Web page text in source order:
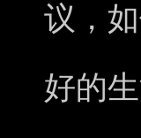
议，
好的生